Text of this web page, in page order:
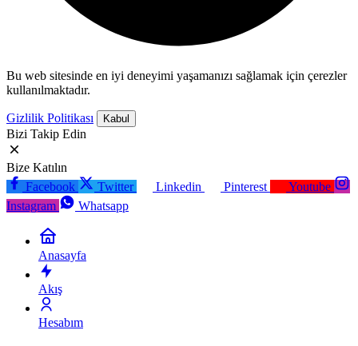
Bu web sitesinde en iyi deneyimi yaşamanızı sağlamak için çerezler
kullanılmaktadır.
Gizlilik Politikası Kabul
Bizi Takip Edin
Bize Katılın
Facebook
Twitter Linkedin Pinterest
Youtube
Instagram
Whatsapp
Anasayfa
Akış
Hesabım